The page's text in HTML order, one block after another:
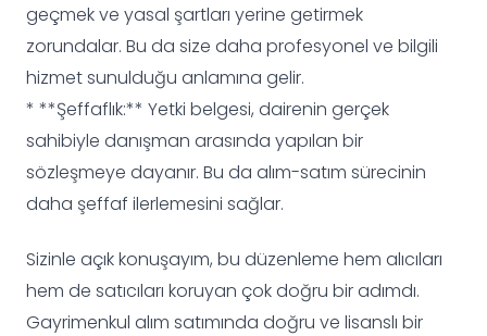
geçmek ve yasal şartları yerine getirmek
zorundalar. Bu da size daha profesyonel ve bilgili
hizmet sunulduğu anlamına gelir.
* **Şeffaflık:** Yetki belgesi, dairenin gerçek
sahibiyle danışman arasında yapılan bir
sözleşmeye dayanır. Bu da alım-satım sürecinin
daha şeffaf ilerlemesini sağlar.
Sizinle açık konuşayım, bu düzenleme hem alıcıları
hem de satıcıları koruyan çok doğru bir adımdı.
Gayrimenkul alım satımında doğru ve lisanslı bir